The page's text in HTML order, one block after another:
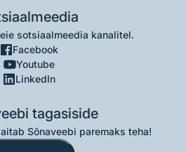
sotsiaalmeedia kanalitel.
Facebook
Youtube
LinkedIn
tagasiside
Sõnaveebi paremaks teha!